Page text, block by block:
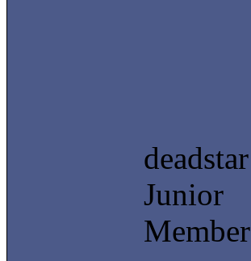
deadstar
Junior
Member